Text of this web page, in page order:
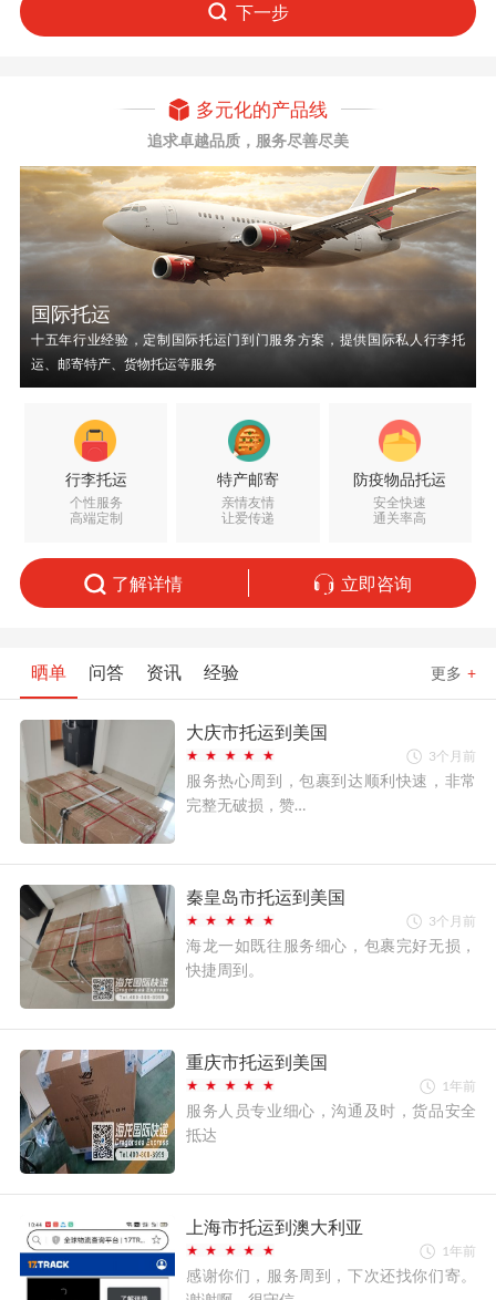
下一步
多元化的产品线
追求卓越品质，服务尽善尽美
国际托运
十五年行业经验，定制国际托运门到门服务方案，提供国际私人行李托
运、邮寄特产、货物托运等服务
行李托运
个性服务
高端定制
特产邮寄
亲情友情
让爱传递
防疫物品托运
安全快速
通关率高
了解详情 立即咨询
晒单 问答 资讯 经验 更多 +
大庆市托运到美国
3个月前
服务热心周到，包裹到达顺利快速，非常
完整无破损，赞…
秦皇岛市托运到美国
3个月前
海龙一如既往服务细心，包裹完好无损，
快捷周到。
重庆市托运到美国
1年前
服务人员专业细心，沟通及时，货品安全
抵达
上海市托运到澳大利亚
1年前
感谢你们，服务周到，下次还找你们寄。